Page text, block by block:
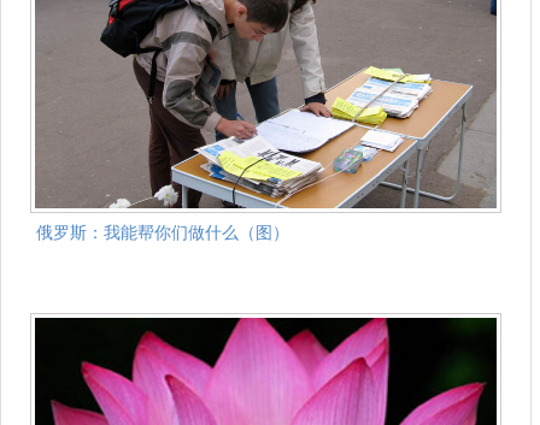
俄罗斯：我能帮你们做什么（图）